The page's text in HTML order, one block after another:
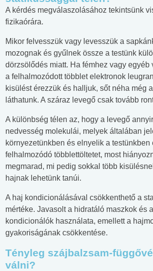
A kérdés megválaszolásához tekintsünk
fizikaórára.
Mikor felvesszük vagy levesszük a
mozognak és gyűlnek össze a testünk
dörzsölődés miatt. Ha fémhez vagy egyéb
a felhalmozódott többlet elektronok
kisülést érezzük és halljuk, sőt néha még
láthatunk. A száraz levegő csak tovább
A különbség télen az, hogy a levegő
nedvesség molekulái, melyek általában
környezetünkben és elnyelik a testünkben
felhalmozódó többlettöltetet, most
megmarad, mi pedig sokkal több
hajnak lehetünk tanúi.
A haj kondicionálásával csökkenthető a
mértéke. Javasolt a hidratáló maszkok és
kondicionálók használata, emellett a
gyakoriságának csökkentése.
Tényleg szájbalzsam-
válni?